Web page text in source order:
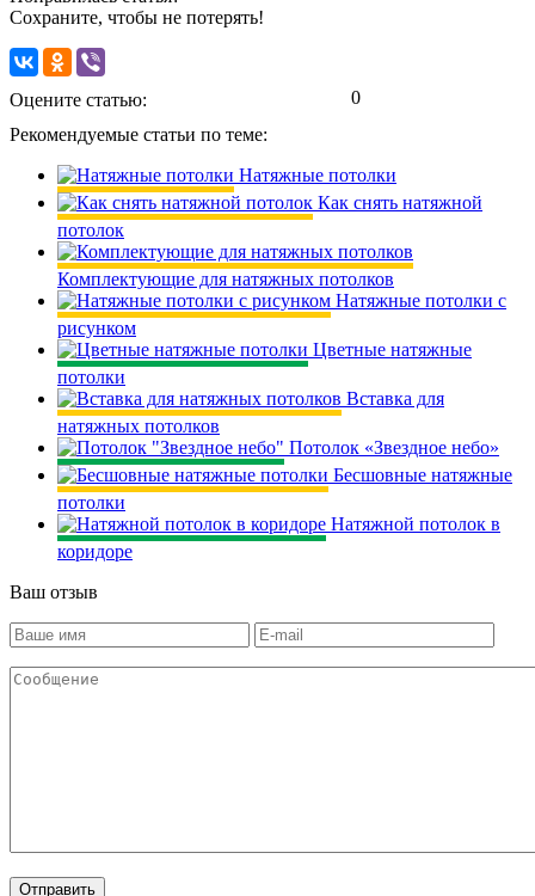
Сохраните, чтобы не потерять!
Оцените статью:
0
Рекомендуемые статьи по теме:
Натяжные потолки
Как снять натяжной
потолок
Комплектующие для натяжных потолков
Натяжные потолки с
рисунком
Цветные натяжные
потолки
Вставка для
натяжных потолков
Потолок «Звездное небо»
Бесшовные натяжные
потолки
Натяжной потолок в
коридоре
Ваш отзыв